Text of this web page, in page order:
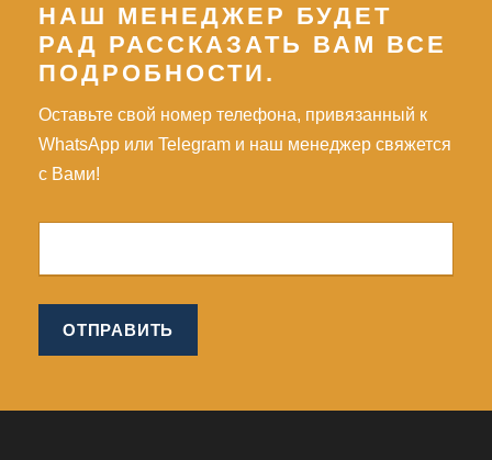
НАШ МЕНЕДЖЕР БУДЕТ
РАД РАССКАЗАТЬ ВАМ ВСЕ
ПОДРОБНОСТИ.
Оставьте свой номер телефона, привязанный к
WhatsApp или Telegram и наш менеджер свяжется
с Вами!